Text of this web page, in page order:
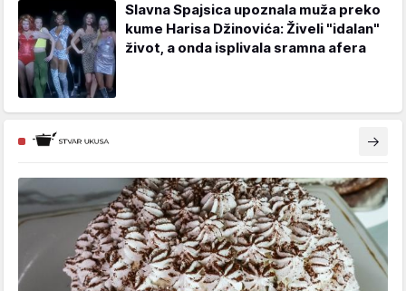
Slavna Spajsica upoznala muža preko
kume Harisa Džinovića: Živeli "idalan"
život, a onda isplivala sramna afera